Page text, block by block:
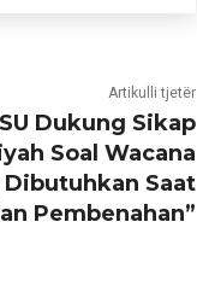
Artikulli tjetër
Dukung Sikap
Soal Wacana
Dibutuhkan Saat
Pembenahan”